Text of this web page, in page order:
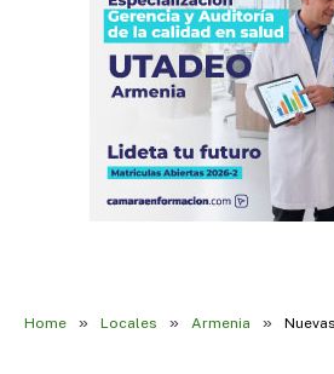
Home » Locales » Armenia » Nuevas narrativas